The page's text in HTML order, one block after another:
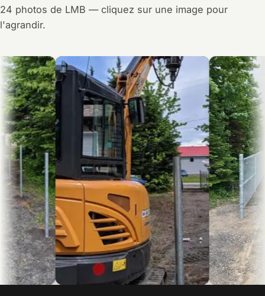
24 photos de LMB — cliquez sur une image pour
l'agrandir.